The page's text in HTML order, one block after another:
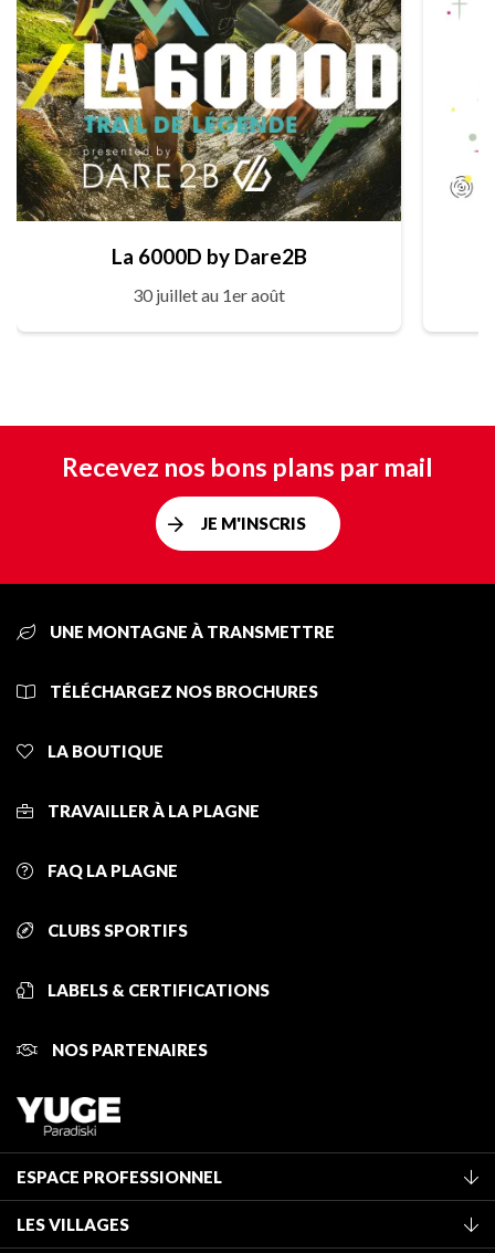
La 6000D by Dare2B
30 juillet au 1er août
Recevez nos bons plans par mail
JE M'INSCRIS
UNE MONTAGNE À TRANSMETTRE
TÉLÉCHARGEZ NOS BROCHURES
LA BOUTIQUE
TRAVAILLER À LA PLAGNE
FAQ LA PLAGNE
CLUBS SPORTIFS
LABELS & CERTIFICATIONS
NOS PARTENAIRES
ESPACE PROFESSIONNEL
Classement des meublés
LES VILLAGES